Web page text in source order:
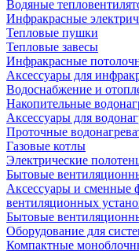
Водяные
Инфракрасные
Тепловые пушки
Тепловые завесы
Инфракрасные
Аксессуары для
Водоснабжение и
Накопительные
Аксессуары для
Проточные
Газовые котлы
Электрические
Бытовые
Аксессуары и сменные
вентиляционных
Бытовые
Оборудование для
Компактные